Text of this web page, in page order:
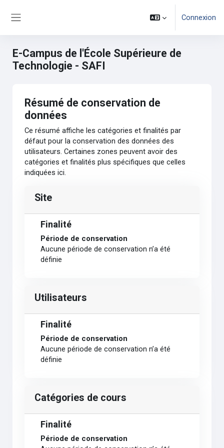
Connexion
E-Campus de l'École Supérieure de
Technologie - SAFI
Résumé de conservation de
données
Ce résumé affiche les catégories et finalités par
défaut pour la conservation des données des
utilisateurs. Certaines zones peuvent avoir des
catégories et finalités plus spécifiques que celles
indiquées ici.
Site
Finalité
Période de conservation
Aucune période de conservation n’a été
définie
Utilisateurs
Finalité
Période de conservation
Aucune période de conservation n’a été
définie
Catégories de cours
Finalité
Période de conservation